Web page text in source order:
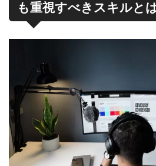
も重視すべきスキルと